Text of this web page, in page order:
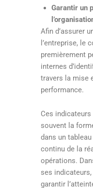
Garantir un
Afin d’assurer
l’entreprise, le
premièrement
internes
travers la mise
performance.
Ces
souvent la
dans un
continu de la
opérations.
ses
garantir